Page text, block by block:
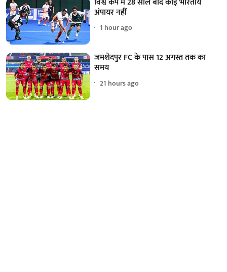
अंपायर नहीं
1 hour ago
जमशेदपुर FC के पास 12 अगस्त तक का
समय
21 hours ago